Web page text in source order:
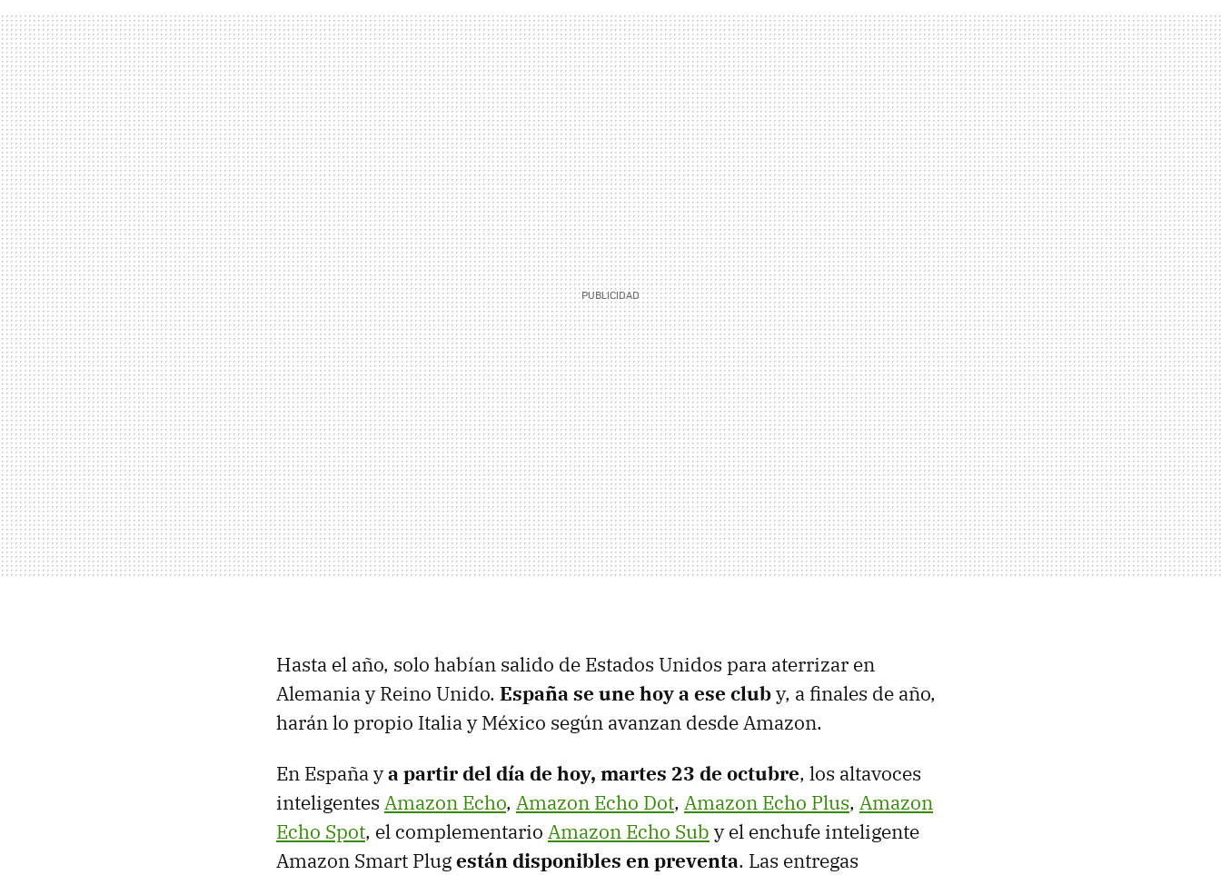
Hasta el año, solo habían salido de Estados Unidos para aterrizar en
Alemania y Reino Unido. España se une hoy a ese cluby, a finales de año,
harán lo propio Italia y México según avanzan desde Amazon.
En España ya partir del día de hoy, martes 23 de octubre, los altavoces
inteligentes Amazon Echo, Amazon Echo Dot, Amazon Echo Plus, Amazon
Echo Spot, el complementario Amazon Echo Sub y el enchufe inteligente
Amazon Smart Plugestán disponibles en preventa. Las entregas